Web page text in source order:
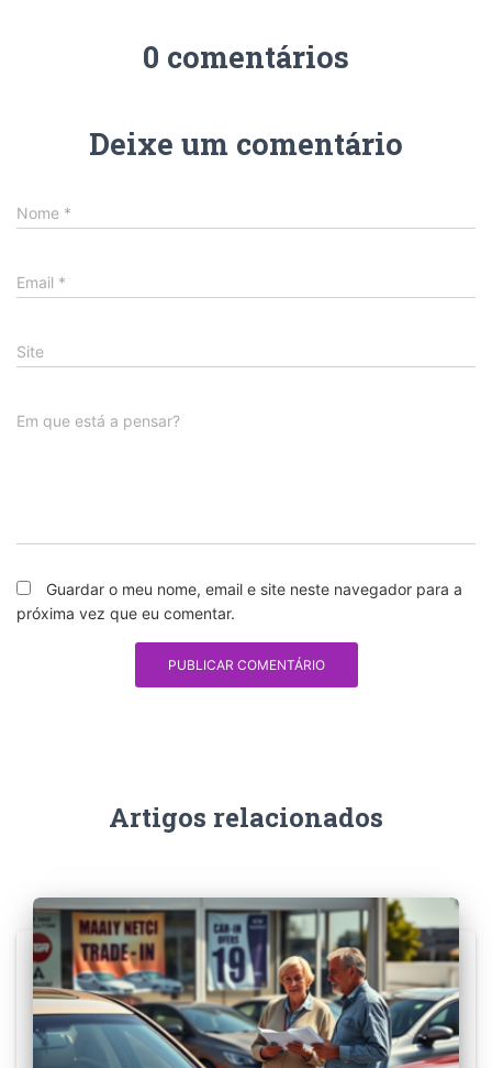
0 comentários
Deixe um comentário
Nome *
Email *
Site
Em que está a pensar?
Guardar o meu nome, email e site neste navegador para a
próxima vez que eu comentar.
Artigos relacionados